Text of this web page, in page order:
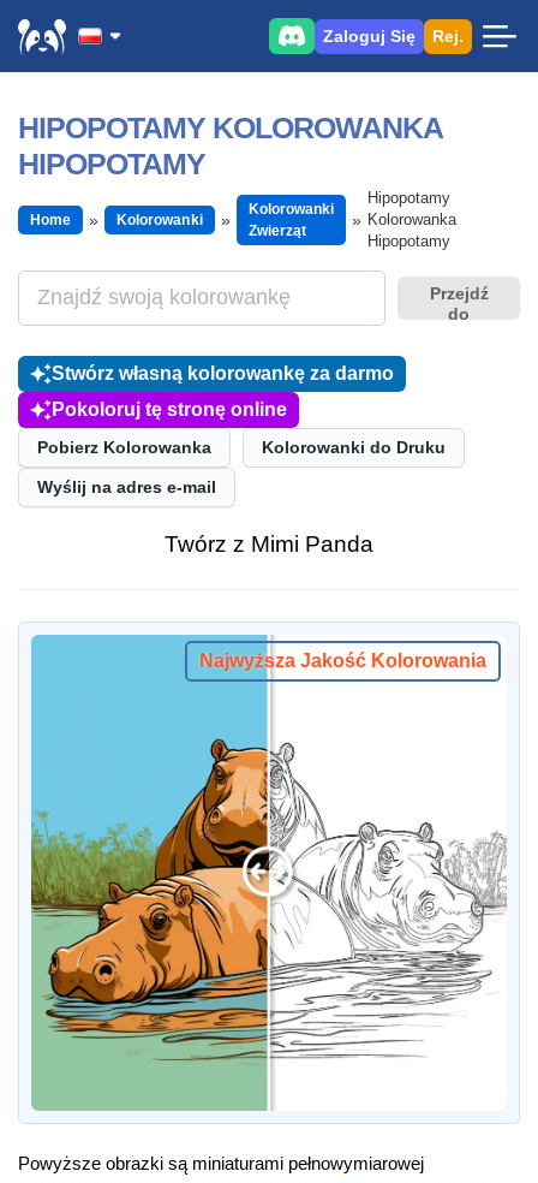
Zaloguj Się Rej.
HIPOPOTAMY KOLOROWANKA
HIPOPOTAMY
Home Kolorowanki
Kolorowanki
Zwierząt
Hipopotamy
Kolorowanka
Hipopotamy
Przejdź
do
Stwórz własną kolorowankę za darmo
Pokoloruj tę stronę online
Pobierz Kolorowanka Kolorowanki do Druku
Wyślij na adres e-mail
Twórz z Mimi Panda
Najwyższa Jakość Kolorowania
Powyższe obrazki są miniaturami pełnowymiarowej